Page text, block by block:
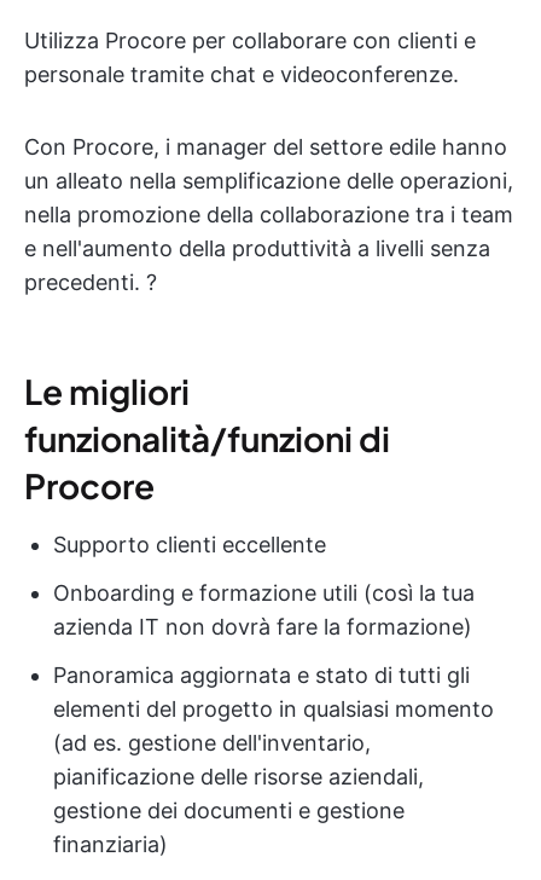
Utilizza Procore per collaborare con clienti e
personale tramite chat e videoconferenze.
Con Procore, i manager del settore edile hanno
un alleato nella semplificazione delle operazioni,
nella promozione della collaborazione tra i team
e nell'aumento della produttività a livelli senza
precedenti. ?️
Le migliori
funzionalità/funzioni di
Procore
Supporto clienti eccellente
Onboarding e formazione utili (così la tua
azienda IT non dovrà fare la formazione)
Panoramica aggiornata e stato di tutti gli
elementi del progetto in qualsiasi momento
(ad es. gestione dell'inventario,
pianificazione delle risorse aziendali,
gestione dei documenti e gestione
finanziaria)